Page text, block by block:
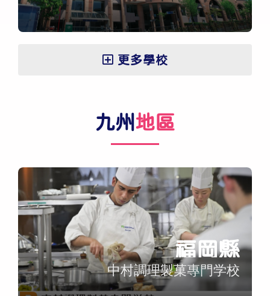
更多學校
九州地區
福岡縣
中村調理製菓專門学校